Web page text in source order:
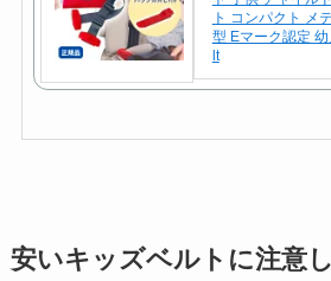
ト コンパクト メ
型 Eマーク認定
lt
安いキッズベルトに注意